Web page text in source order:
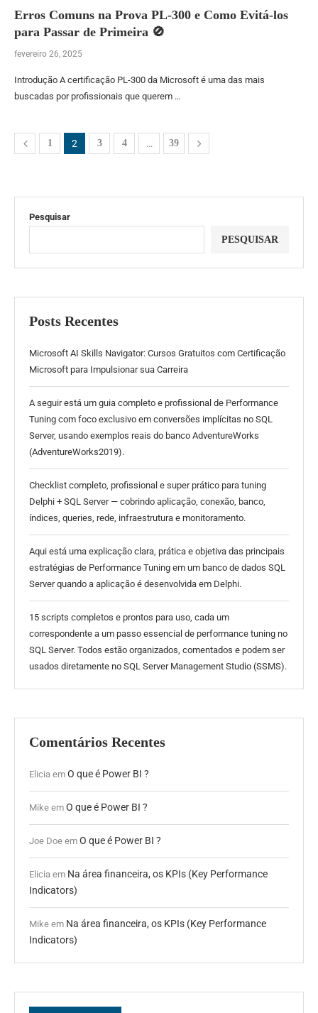
Erros Comuns na Prova PL-300 e Como Evitá-los
para Passar de Primeira 🚫
fevereiro 26, 2025
Introdução A certificação PL-300 da Microsoft é uma das mais
buscadas por profissionais que querem …
1 2 3 4 … 39
Pesquisar
PESQUISAR
Posts Recentes
Microsoft AI Skills Navigator: Cursos Gratuitos com Certificação
Microsoft para Impulsionar sua Carreira
A seguir está um guia completo e profissional de Performance
Tuning com foco exclusivo em conversões implícitas no SQL
Server, usando exemplos reais do banco AdventureWorks
(AdventureWorks2019).
Checklist completo, profissional e super prático para tuning
Delphi + SQL Server — cobrindo aplicação, conexão, banco,
índices, queries, rede, infraestrutura e monitoramento.
Aqui está uma explicação clara, prática e objetiva das principais
estratégias de Performance Tuning em um banco de dados SQL
Server quando a aplicação é desenvolvida em Delphi.
15 scripts completos e prontos para uso, cada um
correspondente a um passo essencial de performance tuning no
SQL Server. Todos estão organizados, comentados e podem ser
usados diretamente no SQL Server Management Studio (SSMS).
Comentários Recentes
Elicia em O que é Power BI ?
Mike em O que é Power BI ?
Joe Doe em O que é Power BI ?
Elicia em Na área financeira, os KPIs (Key Performance
Indicators)
Mike em Na área financeira, os KPIs (Key Performance
Indicators)